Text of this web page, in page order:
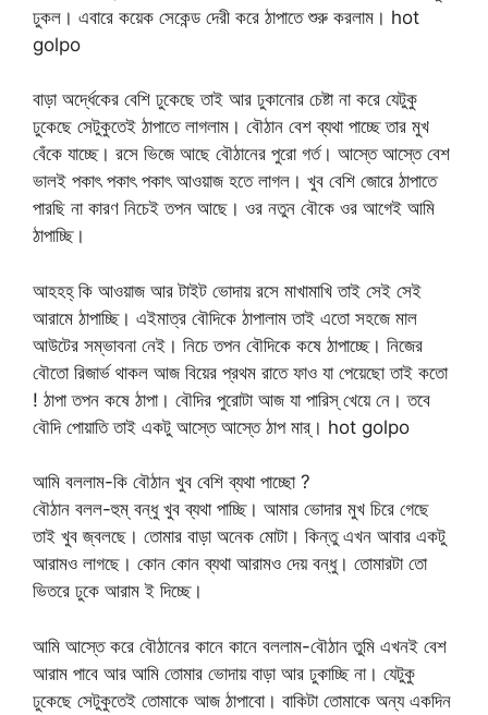
ঢুকল। এবারে কয়েক সেকেন্ড দেরী করে ঠাপাতে শুরু করলাম। hot
golpo
বাড়া অর্দ্ধেকের বেশি ঢুকেছে তাই আর ঢুকানোর চেষ্টা না করে যেটুকু
ঢুকেছে সেটুকুতেই ঠাপাতে লাগলাম। বৌঠান বেশ ব্যথা পাচ্ছে তার মুখ
বেঁকে যাচ্ছে। রসে ভিজে আছে বৌঠানের পুরো গর্ত। আস্তে আস্তে বেশ
ভালই পকাৎ পকাৎ পকাৎ আওয়াজ হতে লাগল। খুব বেশি জোরে ঠাপাতে
পারছি না কারণ নিচেই তপন আছে। ওর নতুন বৌকে ওর আগেই আমি
ঠাপাচ্ছি।
আহহহ্ কি আওয়াজ আর টাইট ভোদায় রসে মাখামাখি তাই সেই সেই
আরামে ঠাপাচ্ছি। এইমাত্র বৌদিকে ঠাপালাম তাই এতো সহজে মাল
আউটের সম্ভাবনা নেই। নিচে তপন বৌদিকে কষে ঠাপাচ্ছে। নিজের
বৌতো রিজার্ভ থাকল আজ বিয়ের প্রথম রাতে ফাও যা পেয়েছো তাই কতো
! ঠাপা তপন কষে ঠাপা। বৌদির পুরোটা আজ যা পারিস্ খেয়ে নে। তবে
বৌদি পোয়াতি তাই একটু আস্তে আস্তে ঠাপ মার্। hot golpo
আমি বললাম-কি বৌঠান খুব বেশি ব্যথা পাচ্ছো ?
বৌঠান বলল-হুম্ বন্ধু খুব ব্যথা পাচ্ছি। আমার ভোদার মুখ চিরে গেছে
তাই খুব জ্বলছে। তোমার বাড়া অনেক মোটা। কিন্তু এখন আবার একটু
আরামও লাগছে। কোন কোন ব্যথা আরামও দেয় বন্ধু। তোমারটা তো
ভিতরে ঢুকে আরাম ই দিচ্ছে।
আমি আস্তে করে বৌঠানের কানে কানে বললাম-বৌঠান তুমি এখনই বেশ
আরাম পাবে আর আমি তোমার ভোদায় বাড়া আর ঢুকাচ্ছি না। যেটুকু
ঢুকেছে সেটুকুতেই তোমাকে আজ ঠাপাবো। বাকিটা তোমাকে অন্য একদিন